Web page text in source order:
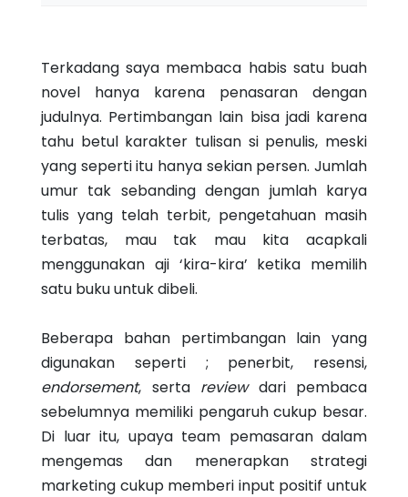
Terkadang saya membaca habis satu buah
novel hanya karena penasaran dengan
judulnya. Pertimbangan lain bisa jadi karena
tahu betul karakter tulisan si penulis, meski
yang seperti itu hanya sekian persen. Jumlah
umur tak sebanding dengan jumlah karya
tulis yang telah terbit, pengetahuan masih
terbatas, mau tak mau kita acapkali
menggunakan aji ‘kira-kira’ ketika memilih
satu buku untuk dibeli.
Beberapa bahan pertimbangan lain yang
digunakan seperti ; penerbit, resensi,
endorsement, serta review dari pembaca
sebelumnya memiliki pengaruh cukup besar.
Di luar itu, upaya team pemasaran dalam
mengemas dan menerapkan strategi
marketing cukup memberi input positif untuk